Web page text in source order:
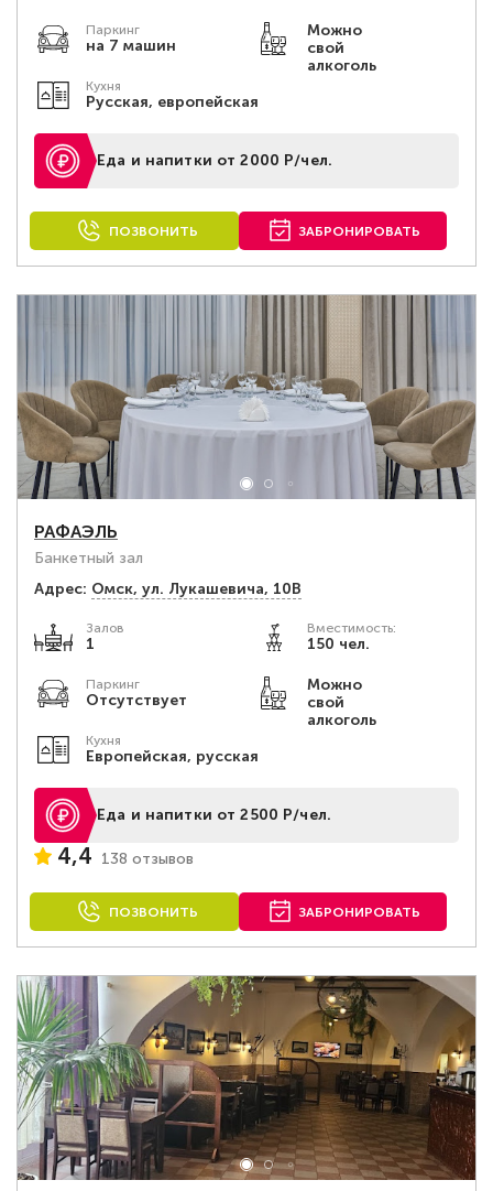
Паркинг
на 7 машин
Можно
свой
алкоголь
Кухня
Русская, европейская
Еда и напитки от 2000 Р/чел.
ПОЗВОНИТЬ ЗАБРОНИРОВАТЬ
РАФАЭЛЬ
Банкетный зал
Адрес: Омск, ул. Лукашевича, 10В
Залов
1
Вместимость:
150 чел.
Паркинг
Отсутствует
Можно
свой
алкоголь
Кухня
Европейская, русская
Еда и напитки от 2500 Р/чел.
4,4 138 отзывов
ПОЗВОНИТЬ ЗАБРОНИРОВАТЬ